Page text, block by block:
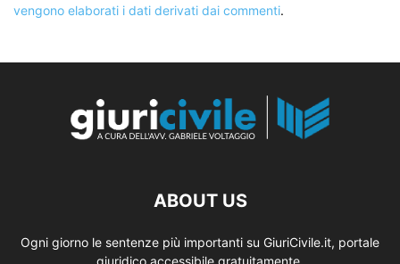
vengono elaborati i dati derivati dai commenti.
ABOUT US
Ogni giorno le sentenze più importanti su GiuriCivile.it, portale
giuridico accessibile gratuitamente.